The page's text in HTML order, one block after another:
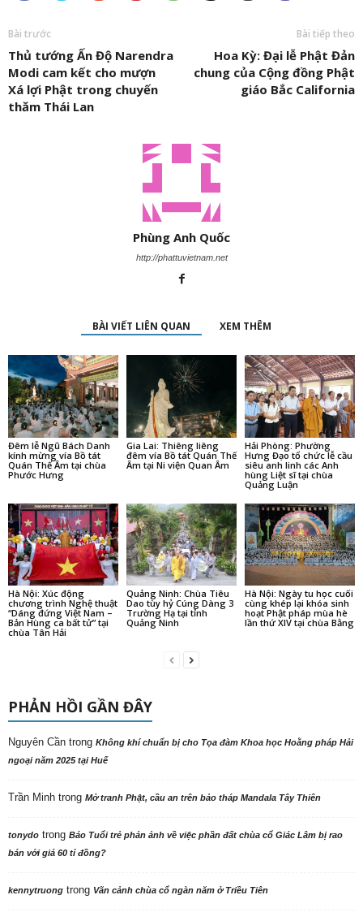
Bài trước
Thủ tướng Ấn Độ Narendra
Modi cam kết cho mượn
Xá lợi Phật trong chuyến
thăm Thái Lan
Bài tiếp theo
Hoa Kỳ: Đại lễ Phật Đản
chung của Cộng đồng Phật
giáo Bắc California
Phùng Anh Quốc
http://phattuvietnam.net
BÀI VIẾT LIÊN QUAN XEM THÊM
Đêm lễ Ngũ Bách Danh
kính mừng vía Bồ tát
Quán Thế Âm tại chùa
Phước Hưng
Gia Lai: Thiêng liêng
đêm vía Bồ tát Quán Thế
Âm tại Ni viện Quan Âm
Hải Phòng: Phường
Hưng Đạo tổ chức lễ cầu
siêu anh linh các Anh
hùng Liệt sĩ tại chùa
Quảng Luận
Hà Nội: Xúc động
chương trình Nghệ thuật
“Dáng đứng Việt Nam –
Bản Hùng ca bất tử” tại
chùa Tân Hải
Quảng Ninh: Chùa Tiêu
Dao tùy hỷ Cúng Dàng 3
Trường Hạ tại tỉnh
Quảng Ninh
Hà Nội: Ngày tu học cuối
cùng khép lại khóa sinh
hoạt Phật pháp mùa hè
lần thứ XIV tại chùa Bằng
PHẢN HỒI GẦN ĐÂY
Nguyên Cần trong Không khí chuẩn bị cho Tọa đàm Khoa học Hoằng pháp Hải
ngoại năm 2025 tại Huế
Trần Minh trong Mở tranh Phật, cầu an trên bảo tháp Mandala Tây Thiên
tonydo trong Báo Tuổi trẻ phản ảnh về việc phần đất chùa cổ Giác Lâm bị rao
bán với giá 60 tỉ đồng?
kennytruong trong Vãn cảnh chùa cổ ngàn năm ở Triều Tiên